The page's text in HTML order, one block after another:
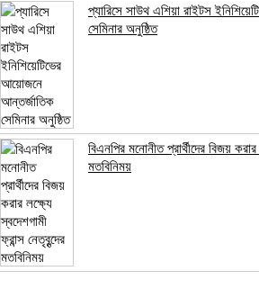
প্যারিসে সাউথ এশিয়া রাইটস
সেমিনার অনুষ্ঠিত
বিএনপির মনোনীত প্রার্থীদের বিজয়
মতবিনিময়